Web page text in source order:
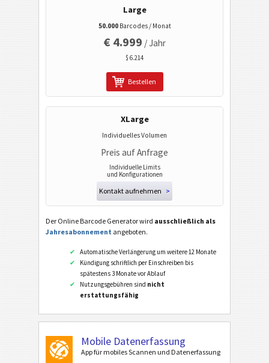
Large
50.000Barcodes / Monat
€ 4.999 / Jahr
$ 6.214
Bestellen
XLarge
Individuelles Volumen
Preis auf Anfrage
Individuelle Limits
und Konfigurationen
Kontakt aufnehmen >
Der Online Barcode Generator wird ausschließlich als
Jahresabonnement angeboten.
Automatische Verlängerung um weitere 12 Monate
Kündigung schriftlich per Einschreiben bis
spätestens 3 Monate vor Ablauf
Nutzungsgebühren sind nicht
erstattungsfähig
Mobile Datenerfassung
App für mobiles Scannen und Datenerfassung